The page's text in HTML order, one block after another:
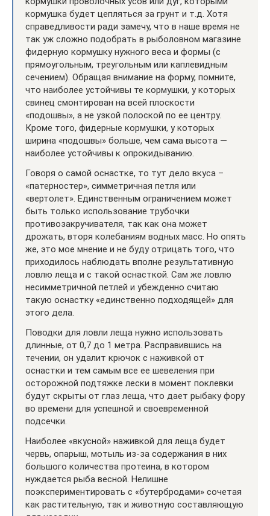
кормушка будет цепляться за грунт и т.д. Хотя
справедливости ради замечу, что в наше время не
так уж сложно подобрать в рыболовном магазине
фидерную кормушку нужного веса и формы (с
прямоугольным, треугольным или каплевидным
сечением). Обращая внимание на форму, помните,
что наиболее устойчивы те кормушки, у которых
свинец смонтирован на всей плоскости
«подошвы», а не узкой полоской по ее центру.
Кроме того, фидерные кормушки, у которых
ширина «подошвы» больше, чем сама высота —
наиболее устойчивы к опрокидыванию.
Говоря о самой оснастке, то тут дело вкуса –
«патерностер», симметричная петля или
«вертолет». Единственным ограничением может
быть только использование трубочки
противозакручивателя, так как она может
дрожать, вторя колебаниям водных масс. Но опять
же, это мое мнение и не буду отрицать того, что
приходилось наблюдать вполне результативную
ловлю леща и с такой оснасткой. Сам же ловлю
несимметричной петлей и убежденно считаю
такую оснастку «единственно подходящей» для
этого дела.
Поводки для ловли леща нужно использовать
длинные, от 0,7 до 1 метра. Расправившись на
течении, он удалит крючок с наживкой от
оснастки и тем самым все ее шевеления при
осторожной подтяжке лески в момент поклевки
будут скрыты от глаз леща, что дает рыбаку фору
во времени для успешной и своевременной
подсечки.
Наиболее «вкусной» наживкой для леща будет
червь, опарыш, мотыль из-за содержания в них
большого количества протеина, в котором
нуждается рыба весной. Нелишне
поэкспериментировать с «бутербродами» сочетая
как растительную, так и животную составляющую